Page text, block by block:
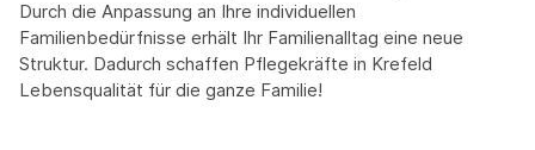
Durch die Anpassung an Ihre individuellen
Familienbedürfnisse erhält Ihr Familienalltag eine neue
Struktur. Dadurch schaffen Pflegekräfte in Krefeld
Lebensqualität für die ganze Familie!